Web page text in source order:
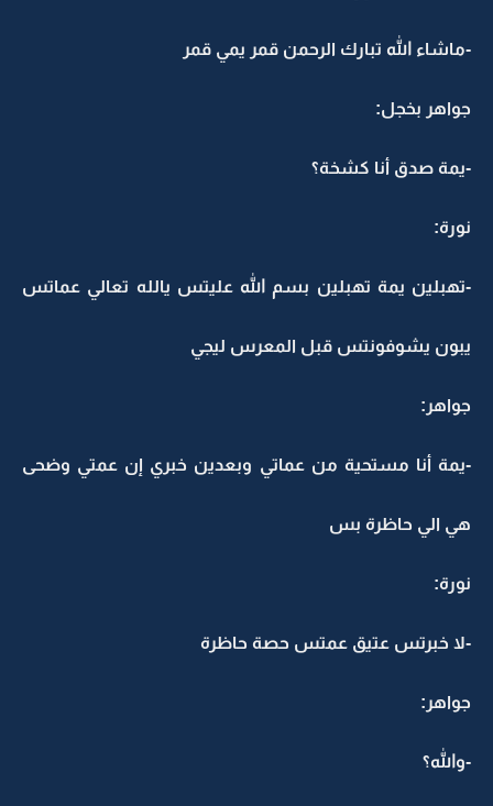
-ماشاء الله تبارك الرحمن قمر يمي قمر
جواهر بخجل:
-يمة صدق أنا كشخة؟
نورة:
-تهبلين يمة تهبلين بسم الله عليتس يالله تعالي عماتس
يبون يشوفونتس قبل المعرس ليجي
جواهر:
-يمة أنا مستحية من عماتي وبعدين خبري إن عمتي وضحى
هي الي حاظرة بس
نورة:
-لا خبرتس عتيق عمتس حصة حاظرة
جواهر:
-والله؟